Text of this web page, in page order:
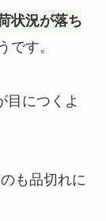
調査
や評判・どこ
終了した？理
りを最安値で
状況が落ち
です。
目につくよ
のも品切れに